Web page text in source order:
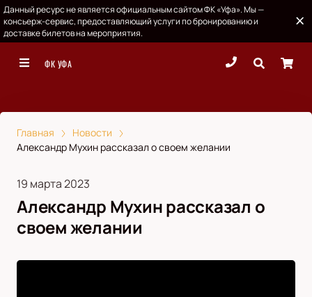
Данный ресурс не является официальным сайтом ФК «Уфа». Мы —
консьерж-сервис, предоставляющий услуги по бронированию и
доставке билетов на мероприятия.
ФК УФА
Главная
Новости
Александр Мухин рассказал о своем желании
19 марта 2023
Александр Мухин рассказал о
своем желании